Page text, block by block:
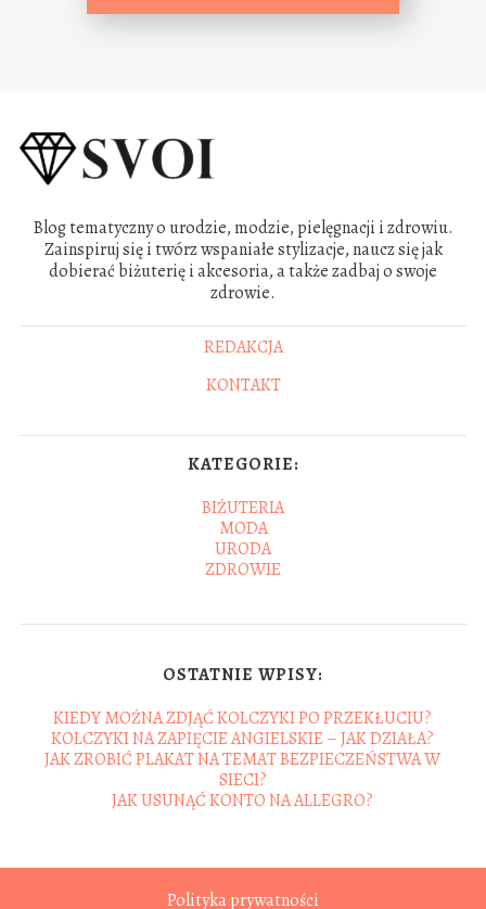
Blog tematyczny o urodzie, modzie, pielęgnacji i zdrowiu.
Zainspiruj się i twórz wspaniałe stylizacje, naucz się jak
dobierać biżuterię i akcesoria, a także zadbaj o swoje
zdrowie.
REDAKCJA
KONTAKT
KATEGORIE:
BIŻUTERIA
MODA
URODA
ZDROWIE
OSTATNIE WPISY:
KIEDY MOŻNA ZDJĄĆ KOLCZYKI PO PRZEKŁUCIU?
KOLCZYKI NA ZAPIĘCIE ANGIELSKIE – JAK DZIAŁA?
JAK ZROBIĆ PLAKAT NA TEMAT BEZPIECZEŃSTWA W
SIECI?
JAK USUNĄĆ KONTO NA ALLEGRO?
Polityka prywatności